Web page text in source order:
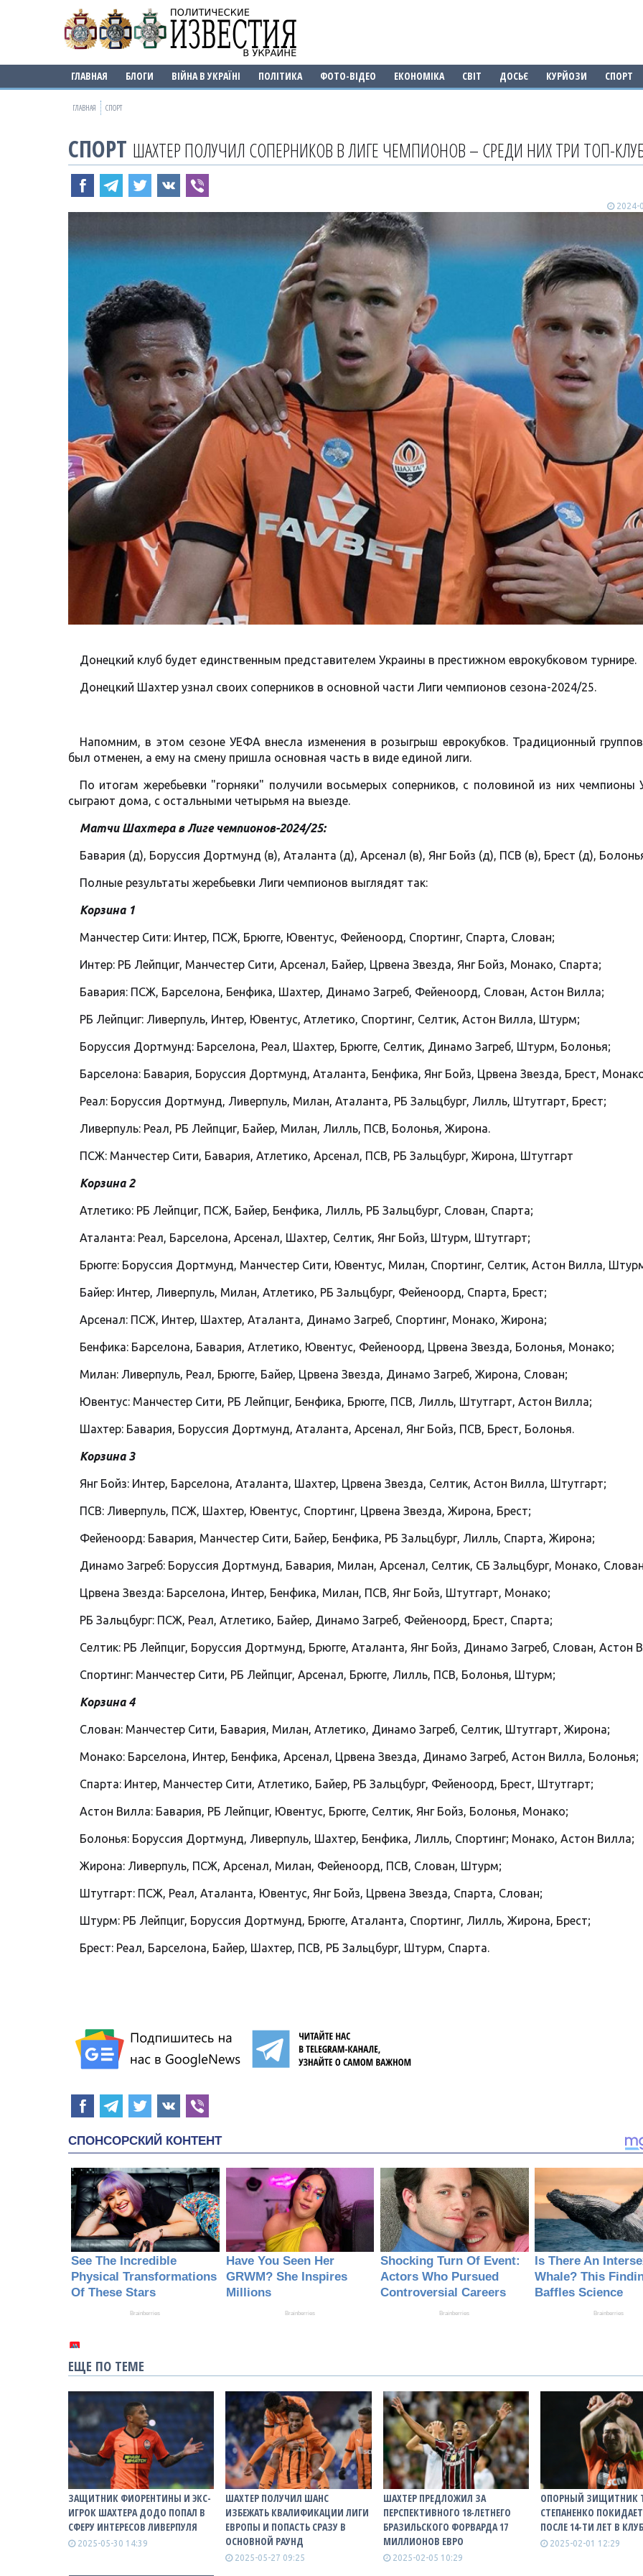
ГЛАВНАЯ БЛОГИ ВІЙНА В УКРАЇНІ ПОЛІТИКА ФОТО-ВІДЕО ЕКОНОМІКА СВІТ ДОСЬЄ КУРЙОЗИ СПОРТ
ГЛАВНАЯ СПОРТ
СПОРТ ШАХТЕР ПОЛУЧИЛ СОПЕРНИКОВ В ЛИГЕ ЧЕМПИОНОВ – СРЕДИ НИХ ТРИ ТОП-
2024-
Донецкий клуб будет единственным представителем Украины в престижном еврокубковом турнире.
Донецкий Шахтер узнал своих соперников в основной части Лиги чемпионов сезона-2024/25.
Напомним, в этом сезоне УЕФА внесла изменения в розыгрыш еврокубков. Традиционный
был отменен, а ему на смену пришла основная часть в виде единой лиги.
По итогам жеребьевки "горняки" получили восьмерых соперников, с половиной из них чемпионы
сыграют дома, с остальными четырьмя на выезде.
Матчи Шахтера в Лиге чемпионов-2024/25:
Бавария (д), Боруссия Дортмунд (в), Аталанта (д), Арсенал (в), Янг Бойз (д), ПСВ (в), Брест (д),
Полные результаты жеребьевки Лиги чемпионов выглядят так:
Корзина 1
Манчестер Сити: Интер, ПСЖ, Брюгге, Ювентус, Фейеноорд, Спортинг, Спарта, Слован;
Интер: РБ Лейпциг, Манчестер Сити, Арсенал, Байер, Црвена Звезда, Янг Бойз, Монако, Спарта;
Бавария: ПСЖ, Барселона, Бенфика, Шахтер, Динамо Загреб, Фейеноорд, Слован, Астон Вилла;
РБ Лейпциг: Ливерпуль, Интер, Ювентус, Атлетико, Спортинг, Селтик, Астон Вилла, Штурм;
Боруссия Дортмунд: Барселона, Реал, Шахтер, Брюгге, Селтик, Динамо Загреб, Штурм, Болонья;
Барселона: Бавария, Боруссия Дортмунд, Аталанта, Бенфика, Янг Бойз, Црвена Звезда, Брест,
Реал: Боруссия Дортмунд, Ливерпуль, Милан, Аталанта, РБ Зальцбург, Лилль, Штутгарт, Брест;
Ливерпуль: Реал, РБ Лейпциг, Байер, Милан, Лилль, ПСВ, Болонья, Жирона.
ПСЖ: Манчестер Сити, Бавария, Атлетико, Арсенал, ПСВ, РБ Зальцбург, Жирона, Штутгарт
Корзина 2
Атлетико: РБ Лейпциг, ПСЖ, Байер, Бенфика, Лилль, РБ Зальцбург, Слован, Спарта;
Аталанта: Реал, Барселона, Арсенал, Шахтер, Селтик, Янг Бойз, Штурм, Штутгарт;
Брюгге: Боруссия Дортмунд, Манчестер Сити, Ювентус, Милан, Спортинг, Селтик, Астон Вилла,
Байер: Интер, Ливерпуль, Милан, Атлетико, РБ Зальцбург, Фейеноорд, Спарта, Брест;
Арсенал: ПСЖ, Интер, Шахтер, Аталанта, Динамо Загреб, Спортинг, Монако, Жирона;
Бенфика: Барселона, Бавария, Атлетико, Ювентус, Фейеноорд, Црвена Звезда, Болонья, Монако;
Милан: Ливерпуль, Реал, Брюгге, Байер, Црвена Звезда, Динамо Загреб, Жирона, Слован;
Ювентус: Манчестер Сити, РБ Лейпциг, Бенфика, Брюгге, ПСВ, Лилль, Штутгарт, Астон Вилла;
Шахтер: Бавария, Боруссия Дортмунд, Аталанта, Арсенал, Янг Бойз, ПСВ, Брест, Болонья.
Корзина 3
Янг Бойз: Интер, Барселона, Аталанта, Шахтер, Црвена Звезда, Селтик, Астон Вилла, Штутгарт;
ПСВ: Ливерпуль, ПСЖ, Шахтер, Ювентус, Спортинг, Црвена Звезда, Жирона, Брест;
Фейеноорд: Бавария, Манчестер Сити, Байер, Бенфика, РБ Зальцбург, Лилль, Спарта, Жирона;
Динамо Загреб: Боруссия Дортмунд, Бавария, Милан, Арсенал, Селтик, СБ Зальцбург, Монако,
Црвена Звезда: Барселона, Интер, Бенфика, Милан, ПСВ, Янг Бойз, Штутгарт, Монако;
РБ Зальцбург: ПСЖ, Реал, Атлетико, Байер, Динамо Загреб, Фейеноорд, Брест, Спарта;
Селтик: РБ Лейпциг, Боруссия Дортмунд, Брюгге, Аталанта, Янг Бойз, Динамо Загреб, Слован, Астон
Спортинг: Манчестер Сити, РБ Лейпциг, Арсенал, Брюгге, Лилль, ПСВ, Болонья, Штурм;
Корзина 4
Слован: Манчестер Сити, Бавария, Милан, Атлетико, Динамо Загреб, Селтик, Штутгарт, Жирона;
Монако: Барселона, Интер, Бенфика, Арсенал, Црвена Звезда, Динамо Загреб, Астон Вилла, Болонья;
Спарта: Интер, Манчестер Сити, Атлетико, Байер, РБ Зальцбург, Фейеноорд, Брест, Штутгарт;
Астон Вилла: Бавария, РБ Лейпциг, Ювентус, Брюгге, Селтик, Янг Бойз, Болонья, Монако;
Болонья: Боруссия Дортмунд, Ливерпуль, Шахтер, Бенфика, Лилль, Спортинг; Монако, Астон Вилла;
Жирона: Ливерпуль, ПСЖ, Арсенал, Милан, Фейеноорд, ПСВ, Слован, Штурм;
Штутгарт: ПСЖ, Реал, Аталанта, Ювентус, Янг Бойз, Црвена Звезда, Спарта, Слован;
Штурм: РБ Лейпциг, Боруссия Дортмунд, Брюгге, Аталанта, Спортинг, Лилль, Жирона, Брест;
Брест: Реал, Барселона, Байер, Шахтер, ПСВ, РБ Зальцбург, Штурм, Спарта.
ЕЩЕ ПО ТЕМЕ
ЗАЩИТНИК ФИОРЕНТИНЫ И ЭКС-
ИГРОК ШАХТЕРА ДОДО ПОПАЛ В
СФЕРУ ИНТЕРЕСОВ ЛИВЕРПУЛЯ
2025-05-30 14:39
ШАХТЕР ПОЛУЧИЛ ШАНС
ИЗБЕЖАТЬ КВАЛИФИКАЦИИ ЛИГИ
ЕВРОПЫ И ПОПАСТЬ СРАЗУ В
ОСНОВНОЙ РАУНД
2025-05-27 09:25
ШАХТЕР ПРЕДЛОЖИЛ ЗА
ПЕРСПЕКТИВНОГО 18-ЛЕТНЕГО
БРАЗИЛЬСКОГО ФОРВАРДА 17
МИЛЛИОНОВ ЕВРО
2025-02-05 10:29
ОПОРНЫЙ ЗИЩИТНИК
СТЕПАНЕНКО
ПОСЛЕ 14-ТИ ЛЕТ В
2025-02-01 12:29